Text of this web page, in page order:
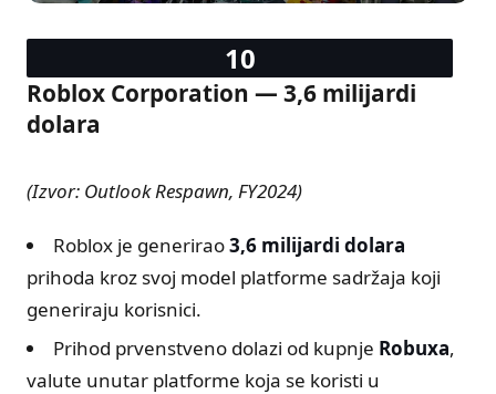
Roblox Corporation — 3,6 milijardi
dolara
(Izvor: Outlook Respawn, FY2024)
Roblox je generirao3,6 milijardi dolara
prihoda kroz svoj model platforme sadržaja koji
generiraju korisnici.
Prihod prvenstveno dolazi od kupnje Robuxa,
valute unutar platforme koja se koristi u